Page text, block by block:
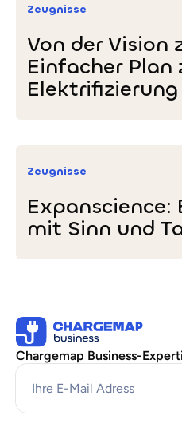
Zeugnisse
Von der Vision
Einfacher Plan
zur
Einfacher
Plan
Zeugnisse
mit Sinn und
Sinn
und
Tatkraft
Chargemap Business-